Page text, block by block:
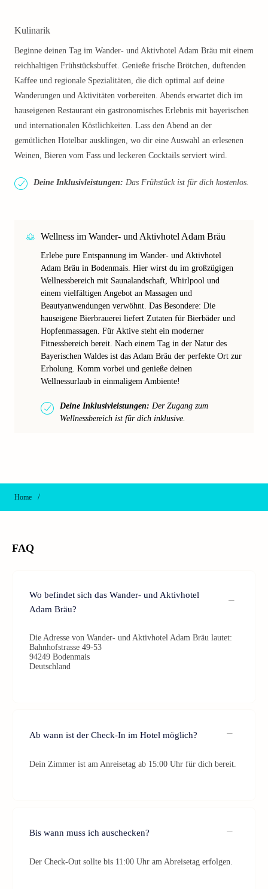
Kulinarik
Beginne deinen Tag im Wander- und Aktivhotel Adam Bräu mit einem
reichhaltigen Frühstücksbuffet. Genieße frische Brötchen, duftenden
Kaffee und regionale Spezialitäten, die dich optimal auf deine
Wanderungen und Aktivitäten vorbereiten. Abends erwartet dich im
hauseigenen Restaurant ein gastronomisches Erlebnis mit bayerischen
und internationalen Köstlichkeiten. Lass den Abend an der
gemütlichen Hotelbar ausklingen, wo dir eine Auswahl an erlesenen
Weinen, Bieren vom Fass und leckeren Cocktails serviert wird.
Deine Inklusivleistungen: Das Frühstück ist für dich kostenlos.
Wellness im Wander- und Aktivhotel Adam Bräu
Erlebe pure Entspannung im Wander- und Aktivhotel
Adam Bräu in Bodenmais. Hier wirst du im großzügigen
Wellnessbereich mit Saunalandschaft, Whirlpool und
einem vielfältigen Angebot an Massagen und
Beautyanwendungen verwöhnt. Das Besondere: Die
hauseigene Bierbrauerei liefert Zutaten für Bierbäder und
Hopfenmassagen. Für Aktive steht ein moderner
Fitnessbereich bereit. Nach einem Tag in der Natur des
Bayerischen Waldes ist das Adam Bräu der perfekte Ort zur
Erholung. Komm vorbei und genieße deinen
Wellnessurlaub in einmaligem Ambiente!
Deine Inklusivleistungen: Der Zugang zum
Wellnessbereich ist für dich inklusive.
Home /
FAQ
Wo befindet sich das Wander- und Aktivhotel
Adam Bräu?
Die Adresse von Wander- und Aktivhotel Adam Bräu lautet:
Bahnhofstrasse 49-53
94249 Bodenmais
Deutschland
Ab wann ist der Check-In im Hotel möglich?
Dein Zimmer ist am Anreisetag ab 15:00 Uhr für dich bereit.
Bis wann muss ich auschecken?
Der Check-Out sollte bis 11:00 Uhr am Abreisetag erfolgen.